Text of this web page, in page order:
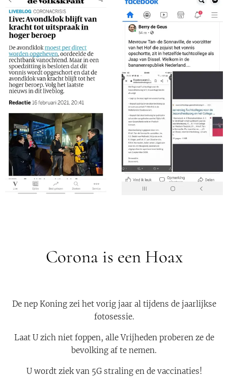
Corona is een Hoax
De nep Koning zei het vorig jaar al tijdens de jaarlijkse
fotosessie.
Laat U zich niet foppen, alle Vrijheden proberen ze de
bevolking af te nemen.
U wordt ziek van 5G straling en de vaccinaties!